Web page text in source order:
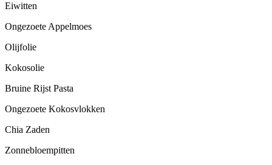
Eiwitten
Ongezoete Appelmoes
Olijfolie
Kokosolie
Bruine Rijst Pasta
Ongezoete Kokosvlokken
Chia Zaden
Zonnebloempitten